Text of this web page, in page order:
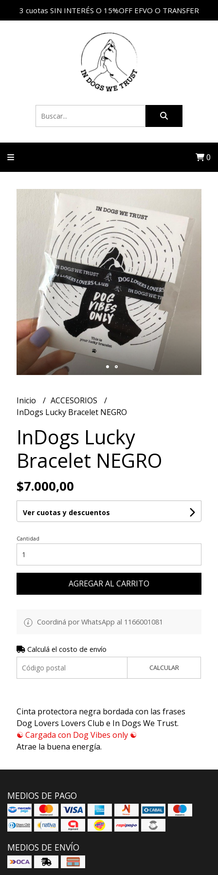
3 cuotas SIN INTERÉS O 15%OFF EFVO O TRANSFER
0
Inicio
ACCESORIOS
InDogs Lucky Bracelet NEGRO
InDogs Lucky
Bracelet NEGRO
$7.000,00
Ver cuotas y descuentos
Cantidad
AGREGAR AL CARRITO
Coordiná por WhatsApp al 1166001081
Calculá el costo de envío
CALCULAR
Cinta protectora negra bordada con las frases
Dog Lovers Lovers Club e In Dogs We Trust.
☯ Cargada con Dog Vibes only ☯
Atrae la buena energía.
MEDIOS DE PAGO
MEDIOS DE ENVÍO